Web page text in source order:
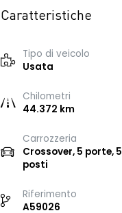
Caratteristiche
Tipo di veicolo
Usata
Chilometri
44.372 km
Carrozzeria
Crossover, 5 porte, 5
posti
Riferimento
A59026